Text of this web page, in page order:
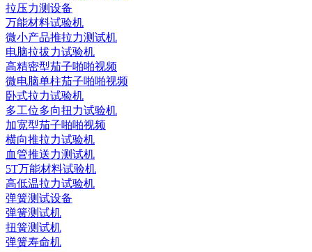
拉压力测设备
万能材料试验机
微小产品推拉力测试机
电脑拉拔力试验机
高精密型茄子啪啪视频
微电脑单柱茄子啪啪视频
卧式拉力试验机
多工位多向扭力试验机
加宽型茄子啪啪视频
横向推拉力试验机
血管推送力测试机
5T万能材料试验机
高低温拉力试验机
弹簧测试设备
弹簧测试机
扭簧测试机
弹簧寿命机